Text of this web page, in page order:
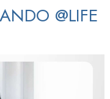
@LIFE